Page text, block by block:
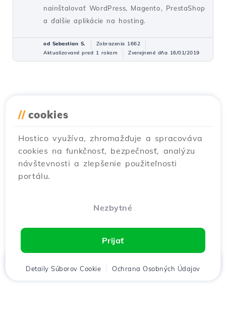
nainštalovať WordPress, Magento, PrestaShop
a ďalšie aplikácie na hosting.
od Sebastian S.
Zobrazenia 1662
Aktualizované pred 1 rokom
Zverejnené dňa 16/01/2019
// cookies
Hostico využíva, zhromažďuje a spracováva
cookies na funkčnosť, bezpečnosť, analýzu
návštevnosti a zlepšenie použiteľnosti
portálu.
Nezbytné
Prijať
Detaily Súborov Cookie Ochrana Osobných Údajov
Domov Klient Košík Menu